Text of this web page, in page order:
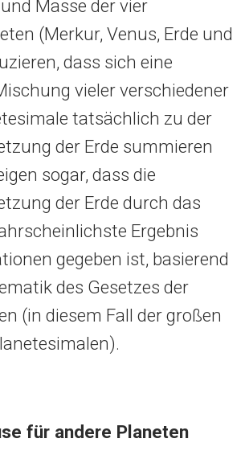
Masse der vier
(Merkur, Venus, Erde und
dass sich eine
vieler verschiedener
tatsächlich zu der
der Erde summieren
sogar, dass die
der Erde durch das
Ergebnis
gegeben ist, basierend
des Gesetzes der
(in diesem Fall der großen
für andere Planeten